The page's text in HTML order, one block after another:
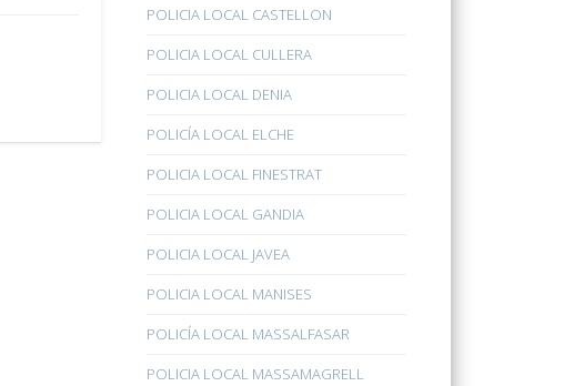
POLICIA LOCAL CASTELLON
POLICIA LOCAL CULLERA
POLICIA LOCAL DENIA
POLICÍA LOCAL ELCHE
POLICIA LOCAL FINESTRAT
POLICIA LOCAL GANDIA
POLICIA LOCAL JAVEA
POLICIA LOCAL MANISES
POLICÍA LOCAL MASSALFASAR
POLICIA LOCAL MASSAMAGRELL